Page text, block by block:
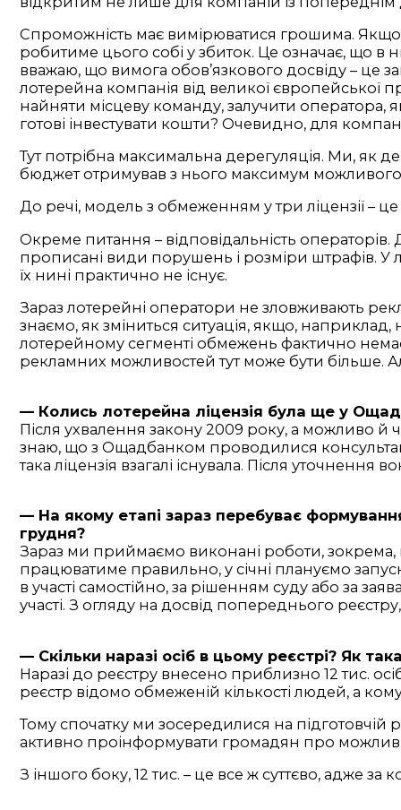
Спроможність має вимірюватися грошима. Якщо
робитиме цього собі у збиток. Це означає, що в
вважаю, що вимога обов’язкового досвіду – це
лотерейна компанія від великої європейської
найняти місцеву команду, залучити оператора,
готові інвестувати кошти? Очевидно, для
Тут потрібна максимальна дерегуляція. Ми, як
бюджет отримував з нього максимум
До речі, модель з обмеженням у три ліцензії –
Окреме питання – відповідальність операторів.
прописані види порушень і розміри штрафів.
їх нині практично не існує.
Зараз лотерейні оператори не зловживають
знаємо, як зміниться ситуація, якщо,
лотерейному сегменті обмежень фактично
рекламних можливостей тут може бути більше.
— Колись лотерейна ліцензія була ще у
Після ухвалення закону 2009 року, а можливо й
знаю, що з Ощадбанком проводилися
така ліцензія взагалі існувала. Після
— На якому етапі зараз перебуває
грудня?
Зараз ми приймаємо виконані роботи, зокрема,
працюватиме правильно, у січні плануємо
в участі самостійно, за рішенням суду або за
участі. З огляду на досвід попереднього
— Скільки наразі осіб в цьому реєстрі? Як
Наразі до реєстру внесено приблизно 12 тис.
реєстр відомо обмеженій кількості людей, а
Тому спочатку ми зосередилися на підготовчій
активно проінформувати громадян про
З іншого боку, 12 тис. – це все ж суттєво, адже